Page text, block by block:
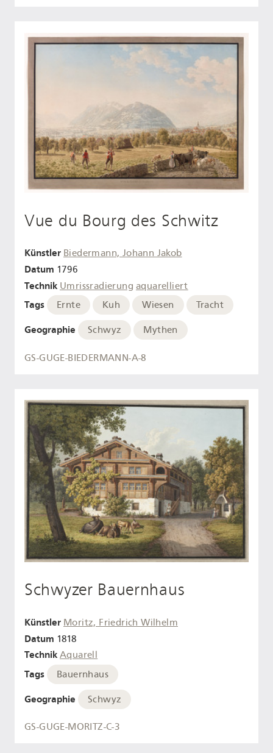
Vue du Bourg des Schwitz
Künstler Biedermann, Johann Jakob
Datum 1796
Technik Umrissradierung aquarelliert
Tags Ernte Kuh Wiesen Tracht
Geographie Schwyz Mythen
GS-GUGE-BIEDERMANN-A-8
Schwyzer Bauernhaus
Künstler Moritz, Friedrich Wilhelm
Datum 1818
Technik Aquarell
Tags Bauernhaus
Geographie Schwyz
GS-GUGE-MORITZ-C-3